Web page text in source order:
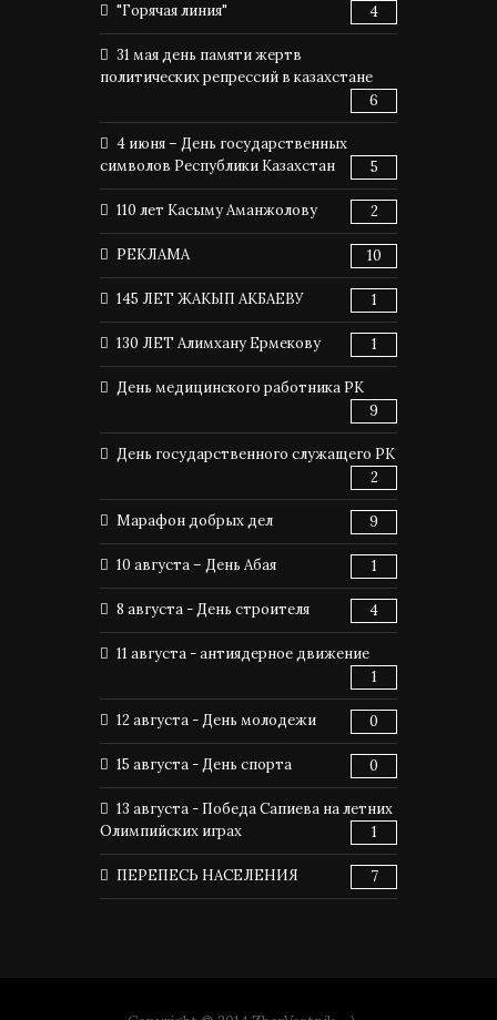
"Горячая линия" 4
31 мая день памяти жертв
политических репрессий в казахстане
6
4 июня – День государственных
символов Республики Казахстан
5
110 лет Касыму Аманжолову 2
РЕКЛАМА 10
145 ЛЕТ ЖАКЫП АКБАЕВУ 1
130 ЛЕТ Алимхану Ермекову 1
День медицинского работника РК
9
День государственного служащего РК
2
Марафон добрых дел 9
10 августа – День Абая 1
8 августа - День строителя 4
11 августа - антиядерное движение
1
12 августа - День молодежи 0
15 августа - День спорта 0
13 августа - Победа Сапиева на летних
Олимпийских играх
1
ПЕРЕПЕСЬ НАСЕЛЕНИЯ 7